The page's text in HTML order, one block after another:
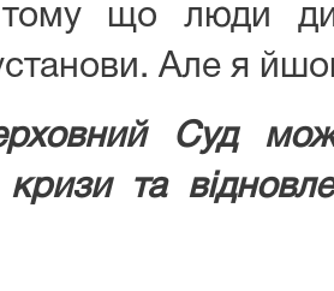
тому що люди
Але я
Суд
та